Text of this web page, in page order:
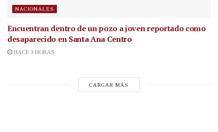
NACIONALES
Encuentran dentro de un pozo a joven reportado como
desaparecido en Santa Ana Centro
HACE 3 HORAS
CARGAR MÁS